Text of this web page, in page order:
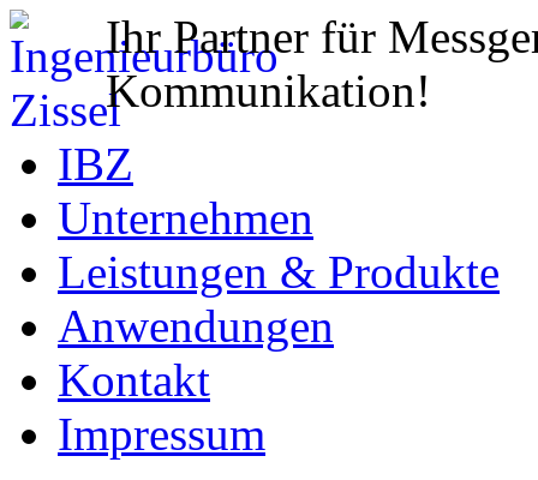
Ihr Partner für
Kommunikation!
IBZ
Unternehmen
Leistungen & Produkte
Anwendungen
Kontakt
Impressum